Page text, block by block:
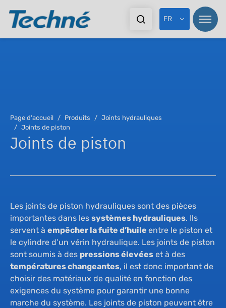
FR
Page d'accueil Produits
Joints hydrauliques
Joints de piston
Joints de piston
Les joints de piston hydrauliques sont des pièces
importantes dans les systèmes hydrauliques. Ils
servent à empêcher la fuite d’huile entre le piston et
le cylindre d’un vérin hydraulique. Les joints de piston
sont soumis à des pressions élevées et à des
températures changeantes, il est donc important de
choisir des matériaux de qualité en fonction des
exigences du système pour garantir une bonne
marche du système. Les joints de piston peuvent être